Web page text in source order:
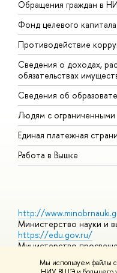
Мы используем файлы
Обращения граждан в
Фонд целевого капитала
Противодействие
Сведения о доходах,
обязательствах
Сведения об
Людям с
Единая платежная
Работа в Вышке
http://
Министерство науки и
https://edu.gov.ru/
Министерство
Массовые открытые